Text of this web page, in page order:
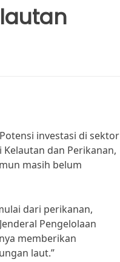
investasi di sektor
dan Perikanan,
masih belum
dari perikanan,
Pengelolaan
memberikan
laut.”